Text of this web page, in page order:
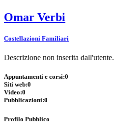
Omar Verbi
Costellazioni Familiari
Descrizione non inserita dall'utente.
Appuntamenti e corsi:0
Siti web:0
Video:0
Pubblicazioni:0
Profilo Pubblico